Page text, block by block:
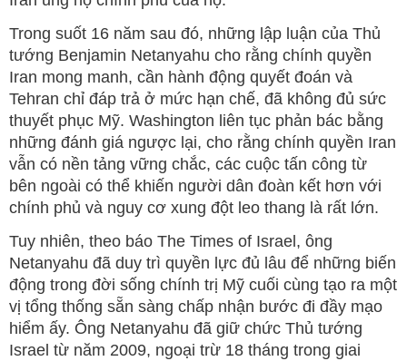
Trong suốt 16 năm sau đó, những lập luận của Thủ
tướng Benjamin Netanyahu cho rằng chính quyền
Iran mong manh, cần hành động quyết đoán và
Tehran chỉ đáp trả ở mức hạn chế, đã không đủ sức
thuyết phục Mỹ. Washington liên tục phản bác bằng
những đánh giá ngược lại, cho rằng chính quyền Iran
vẫn có nền tảng vững chắc, các cuộc tấn công từ
bên ngoài có thể khiến người dân đoàn kết hơn với
chính phủ và nguy cơ xung đột leo thang là rất lớn.
Tuy nhiên, theo báo The Times of Israel, ông
Netanyahu đã duy trì quyền lực đủ lâu để những biến
động trong đời sống chính trị Mỹ cuối cùng tạo ra một
vị tổng thống sẵn sàng chấp nhận bước đi đầy mạo
hiểm ấy. Ông Netanyahu đã giữ chức Thủ tướng
Israel từ năm 2009, ngoại trừ 18 tháng trong giai